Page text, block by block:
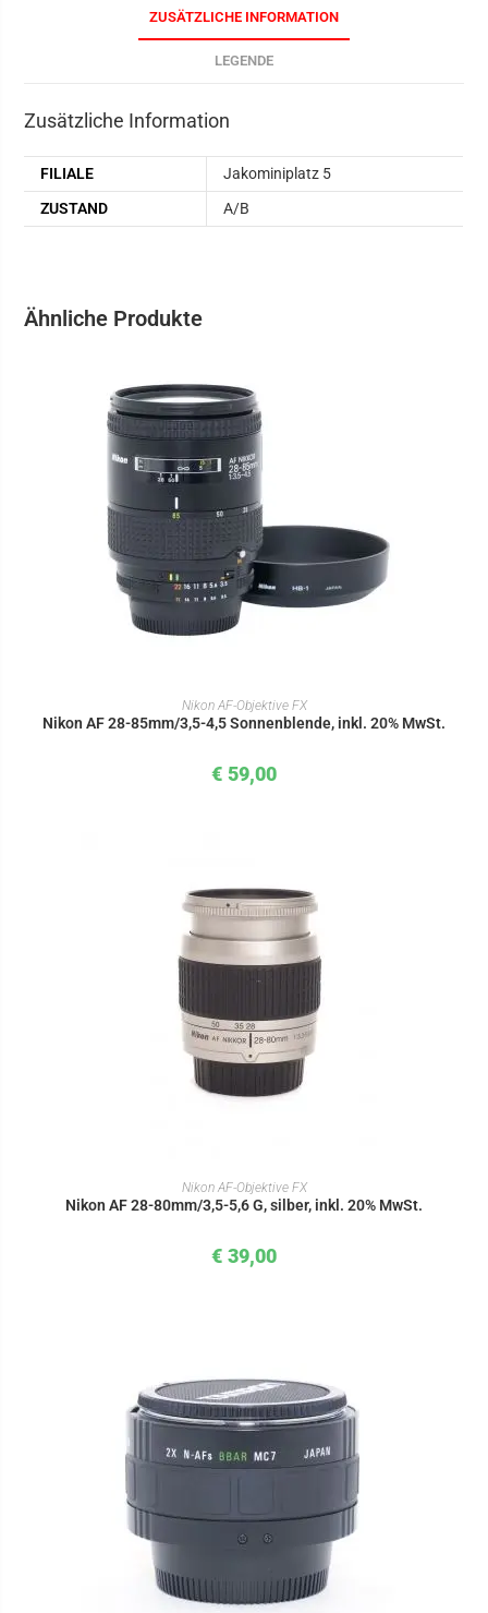
ZUSÄTZLICHE INFORMATION
LEGENDE
Zusätzliche Information
FILIALE
Jakominiplatz 5
ZUSTAND
A/B
Ähnliche Produkte
IN DEN WARENKORB
Nikon AF-Objektive FX
Nikon AF 28-85mm/3,5-4,5 Sonnenblende, inkl. 20% MwSt.
€ 59,00
IN DEN WARENKORB
Nikon AF-Objektive FX
Nikon AF 28-80mm/3,5-5,6 G, silber, inkl. 20% MwSt.
€ 39,00